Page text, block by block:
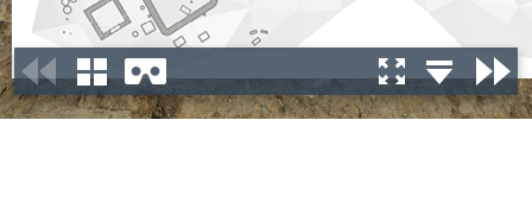
Uffici della Direzione
+39 06 69883332
musei@scv.va